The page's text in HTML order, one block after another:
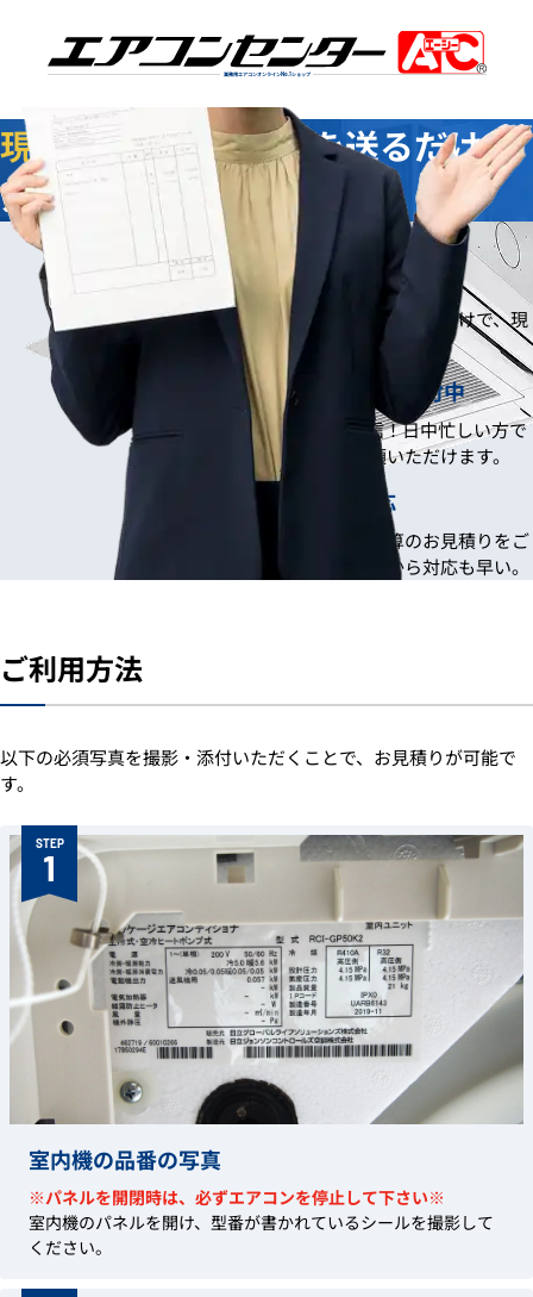
業務用エアコンオンラインNo.1ショップ
現地調査不要 ！写真を送るだけで
スムーズにお見積り
写真でスムーズお見積り3つのメリット
現地調査なしでOK！
お忙しい方も安心。撮った写真を送るだけで、現
地調査をせずにお見積りが可能です。
いつでも送れる！24時間受付中
スマホで撮って、その場で送信！日中忙しい方で
も、夜間や休日に手軽にご依頼いただけます。
最短即日！スピード対応
写真を確認でき次第、迅速に概算のお見積りをご
案内。状況がすぐに把握できるから対応も早い。
ご利用方法
以下の必須写真を撮影・添付いただくことで、お見積りが可能で
す。
STEP
1
室内機の品番の写真
※パネルを開閉時は、必ずエアコンを停止して下さい※
室内機のパネルを開け、型番が書かれているシールを撮影して
ください。